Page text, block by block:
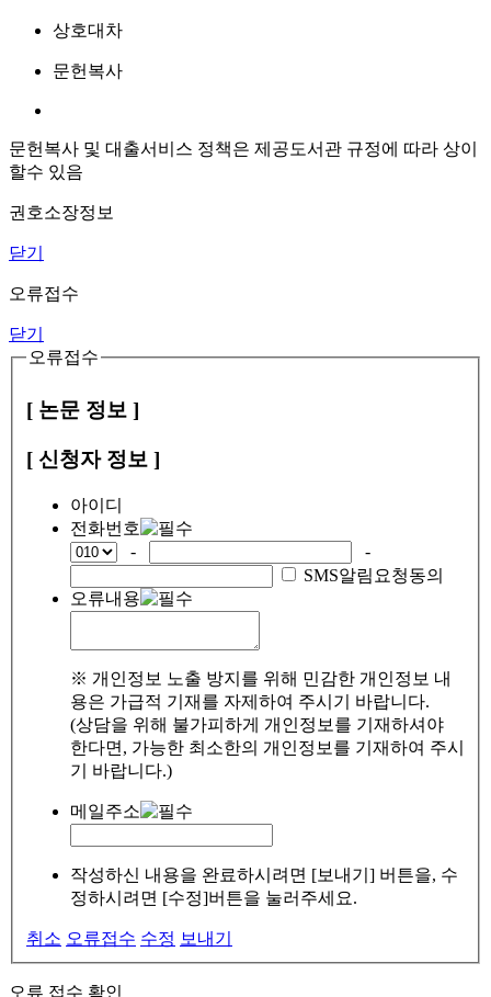
상호대차
문헌복사
문헌복사 및 대출서비스 정책은 제공도서관 규정에 따라 상이
할수 있음
권호소장정보
닫기
오류접수
닫기
오류접수
[ 논문 정보 ]
[ 신청자 정보 ]
아이디
전화번호
-
-
SMS알림요청동의
오류내용
※ 개인정보 노출 방지를 위해 민감한 개인정보 내
용은 가급적 기재를 자제하여 주시기 바랍니다.
(상담을 위해 불가피하게 개인정보를 기재하셔야
한다면, 가능한 최소한의 개인정보를 기재하여 주시
기 바랍니다.)
메일주소
작성하신 내용을 완료하시려면 [보내기] 버튼을, 수
정하시려면 [수정]버튼을 눌러주세요.
취소 오류접수 수정 보내기
오류 접수 확인